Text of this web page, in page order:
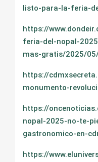
listo-para-la-feria-
https://
feria-del-nopal-
mas-gratis/2025/
https://
monumento-
https://
nopal-2025-no-te-
gastronomico-en-
https://